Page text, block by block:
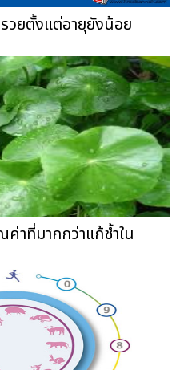
วยตั้งแต่อายุยังน้อย
าที่มากกว่าแก้ช้ำใน